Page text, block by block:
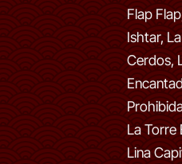
Flap
Ishtar,
Cerdos,
La Torre
Lina